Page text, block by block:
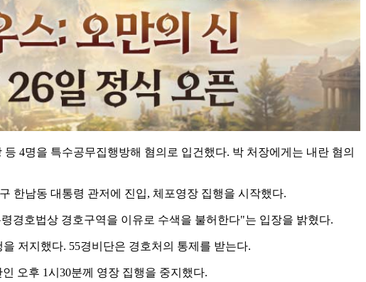
4명을 특수공무집행방해 혐의로 입건했다. 박 처장에게는 내란 혐의
한남동 대통령 관저에 진입, 체포영장 집행을 시작했다.
경호법상 경호구역을 이유로 수색을 불허한다"는 입장을 밝혔다.
저지했다. 55경비단은 경호처의 통제를 받는다.
오후 1시30분께 영장 집행을 중지했다.